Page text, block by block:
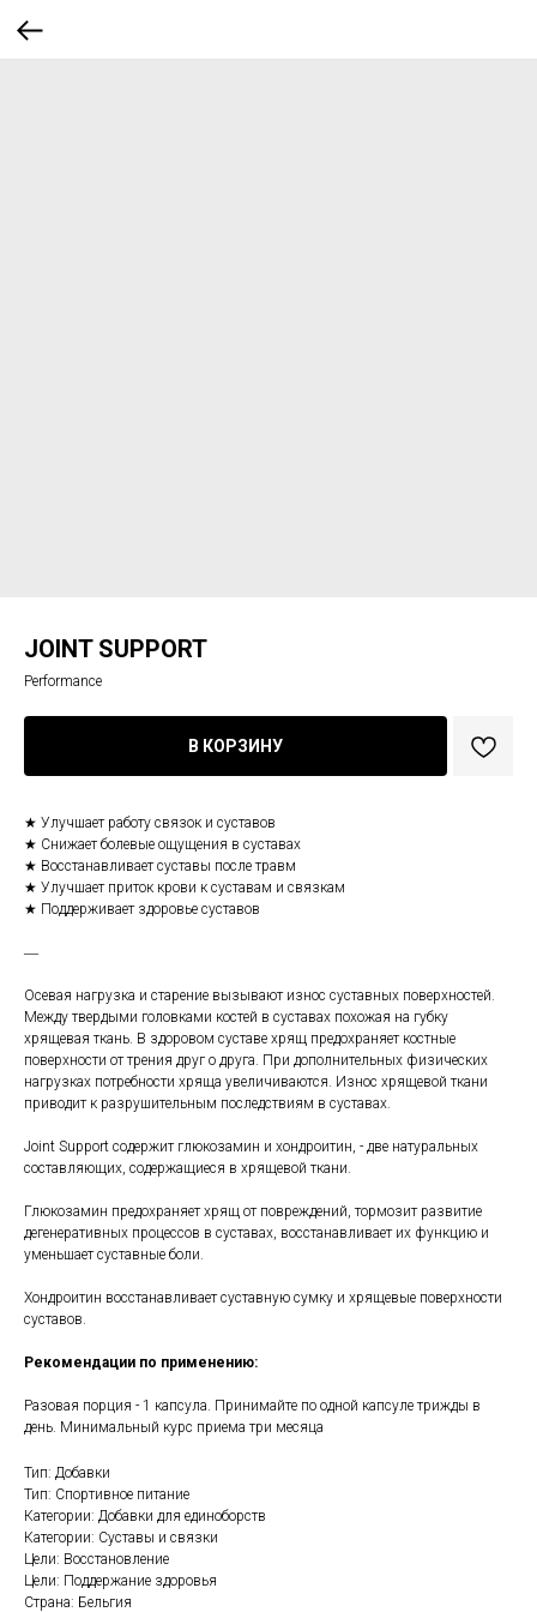
JOINT SUPPORT
Performance
В КОРЗИНУ
★ Улучшает работу связок и суставов
★ Снижает болевые ощущения в суставах
★ Восстанавливает суставы после травм
★ Улучшает приток крови к суставам и связкам
★ Поддерживает здоровье суставов
―
Осевая нагрузка и старение вызывают износ суставных поверхностей.
Между твердыми головками костей в суставах похожая на губку
хрящевая ткань. В здоровом суставе хрящ предохраняет костные
поверхности от трения друг о друга. При дополнительных физических
нагрузках потребности хряща увеличиваются. Износ хрящевой ткани
приводит к разрушительным последствиям в суставах.
Joint Support содержит глюкозамин и хондроитин, - две натуральных
составляющих, содержащиеся в хрящевой ткани.
Глюкозамин предохраняет хрящ от повреждений, тормозит развитие
дегенеративных процессов в суставах, восстанавливает их функцию и
уменьшает суставные боли.
Хондроитин восстанавливает суставную сумку и хрящевые поверхности
суставов.
Рекомендации по применению:
Разовая порция - 1 капсула. Принимайте по одной капсуле трижды в
день. Минимальный курс приема три месяца
Тип: Добавки
Тип: Спортивное питание
Категории: Добавки для единоборств
Категории: Cуставы и связки
Цели: Восстановление
Цели: Поддержание здоровья
Страна: Бельгия